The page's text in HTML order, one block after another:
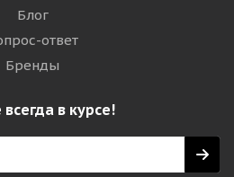
Блог
ответ
Бренды
в курсе!